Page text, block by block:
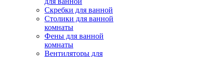
Скребки для ванной
Столики для ванной
комнаты
Фены для ванной
комнаты
Вентиляторы для